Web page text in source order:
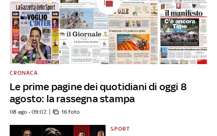
Le prime pagine dei quotidiani di oggi 8
agosto: la rassegna stampa
CRONACA
08 ago - 09:02 16 foto
SPORT